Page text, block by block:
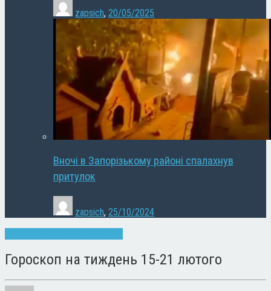
zapsich, 20/05/2025
Вночі в Запорізькому районі спалахнув
притулок
zapsich, 25/10/2024
Гороскоп на тиждень 15-21 лютого